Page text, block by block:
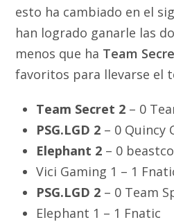
esto ha cambiado en el
han logrado ganarle las
menos que ha Team
favoritos para llevarse el
Team Secret 2 – 0
PSG.LGD 2 – 0 Quincy
Elephant 2 – 0
Vici Gaming 1 – 1
PSG.LGD 2 – 0 Team
Elephant 1 – 1 Fnatic